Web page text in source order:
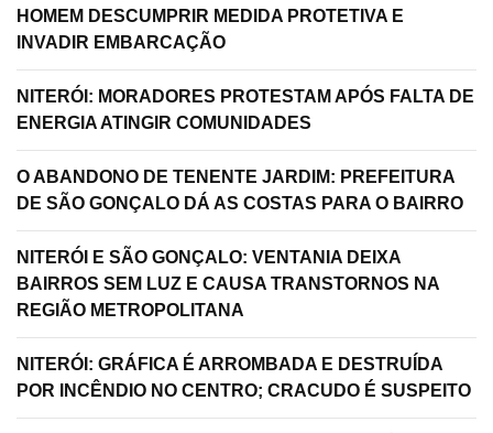
HOMEM DESCUMPRIR MEDIDA PROTETIVA E
INVADIR EMBARCAÇÃO
NITERÓI: MORADORES PROTESTAM APÓS FALTA DE
ENERGIA ATINGIR COMUNIDADES
O ABANDONO DE TENENTE JARDIM: PREFEITURA
DE SÃO GONÇALO DÁ AS COSTAS PARA O BAIRRO
NITERÓI E SÃO GONÇALO: VENTANIA DEIXA
BAIRROS SEM LUZ E CAUSA TRANSTORNOS NA
REGIÃO METROPOLITANA
NITERÓI: GRÁFICA É ARROMBADA E DESTRUÍDA
POR INCÊNDIO NO CENTRO; CRACUDO É SUSPEITO